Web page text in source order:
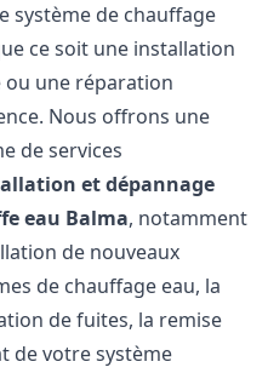
système de chauffage
ce soit une installation
ou une réparation
Nous offrons une
de services
et dépannage
eau Balma, notamment
de nouveaux
de chauffage eau, la
de fuites, la remise
de votre système